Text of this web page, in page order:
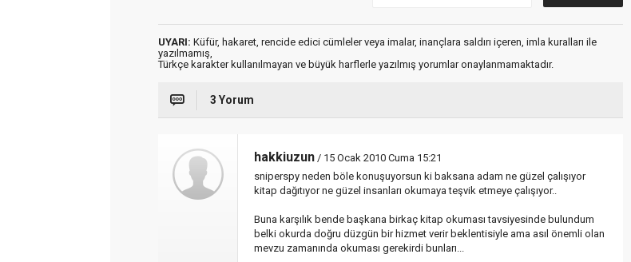
UYARI: Küfür, hakaret, rencide edici cümleler veya imalar, inançlara saldırı içeren, imla kuralları ile
yazılmamış,
Türkçe karakter kullanılmayan ve büyük harflerle yazılmış yorumlar onaylanmamaktadır.
3 Yorum
hakkiuzun / 15 Ocak 2010 Cuma 15:21
sniperspy neden böle konuşuyorsun ki baksana adam ne güzel çalışıyor
kitap dağıtıyor ne güzel insanları okumaya teşvik etmeye çalışıyor..
Buna karşılık bende başkana birkaç kitap okuması tavsiyesinde bulundum
belki okurda doğru düzgün bir hizmet verir beklentisiyle ama asıl önemli olan
mevzu zamanında okuması gerekirdi bunları...